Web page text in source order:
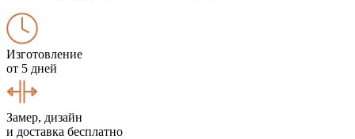
Изготовление
от 5 дней
Замер, дизайн
и доставка бесплатно